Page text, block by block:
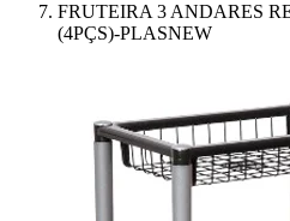
FRUTEIRA 3 ANDARES
(4PÇS)-PLASNEW